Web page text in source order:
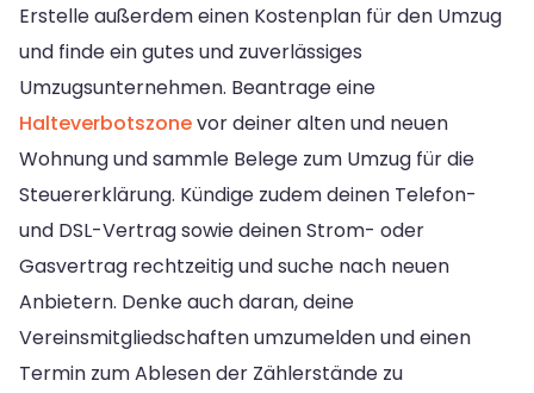
Erstelle außerdem einen Kostenplan für den Umzug
und finde ein gutes und zuverlässiges
Umzugsunternehmen. Beantrage eine
Halteverbotszonevor deiner alten und neuen
Wohnung und sammle Belege zum Umzug für die
Steuererklärung. Kündige zudem deinen Telefon-
und DSL-Vertrag sowie deinen Strom- oder
Gasvertrag rechtzeitig und suche nach neuen
Anbietern. Denke auch daran, deine
Vereinsmitgliedschaften umzumelden und einen
Termin zum Ablesen der Zählerstände zu